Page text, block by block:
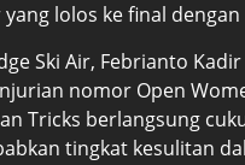
lolos ke final dengan
Ski Air, Febrianto
nomor Open
Tricks berlangsung
tingkat kesulitan